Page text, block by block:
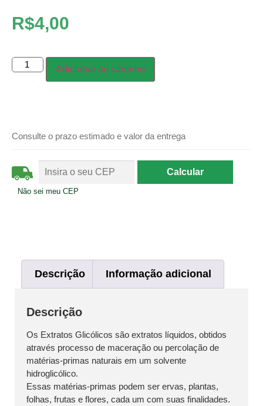
R$4,00
Adicionar ao carrinho
Consulte o prazo estimado e valor da entrega
Não sei meu CEP
Descrição Informação adicional
Descrição
Os Extratos Glicólicos são extratos líquidos, obtidos
através processo de maceração ou percolação de
matérias-primas naturais em um solvente
hidroglicólico.
Essas matérias-primas podem ser ervas, plantas,
folhas, frutas e flores, cada um com suas finalidades.